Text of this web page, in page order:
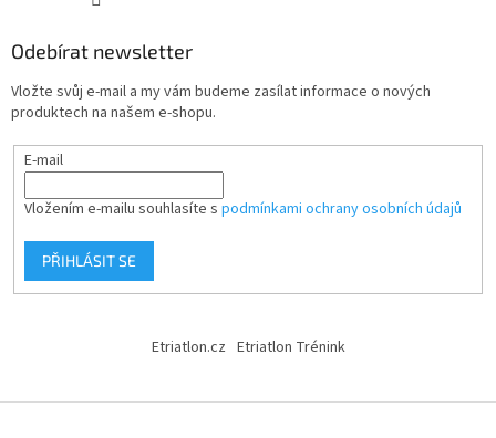
Odebírat newsletter
Vložte svůj e-mail a my vám budeme zasílat informace o nových
produktech na našem e-shopu.
E-mail
Vložením e-mailu souhlasíte s podmínkami ochrany osobních údajů
PŘIHLÁSIT SE
Etriatlon.cz Etriatlon Trénink